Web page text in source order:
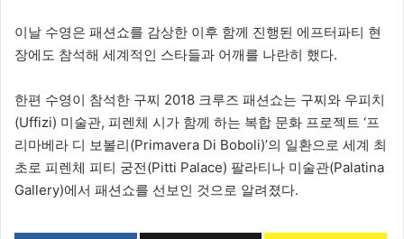
이날 수영은 패션쇼를 감상한 이후 함께 진행된 에프터파티 현
장에도 참석해 세계적인 스타들과 어깨를 나란히 했다.
한편 수영이 참석한 구찌 2018 크루즈 패션쇼는 구찌와 우피치
(Uffizi) 미술관, 피렌체 시가 함께 하는 복합 문화 프로젝트 ‘프
리마베라 디 보볼리(Primavera Di Boboli)’의 일환으로 세계 최
초로 피렌체 피티 궁전(Pitti Palace) 팔라티나 미술관(Palatina
Gallery)에서 패션쇼를 선보인 것으로 알려졌다.